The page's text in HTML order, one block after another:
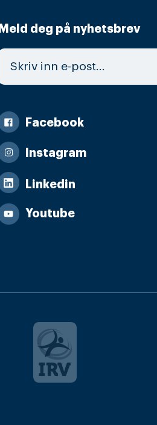
Meld deg på nyhetsbrev
Facebook
Instagram
Linkedin
Youtube